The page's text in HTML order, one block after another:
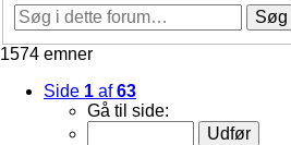
Søg
1574 emner
Side 1 af63
Gå til side: